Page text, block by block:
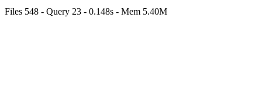
Files 548 - Query 23 - 0.148s - Mem 5.40M